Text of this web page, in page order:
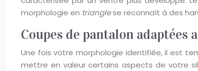
morphologie en trianglese reconnaît à des
Coupes de pantalon
Une fois votre morphologie identifiée, il est
mettre en valeur certains aspects de votre